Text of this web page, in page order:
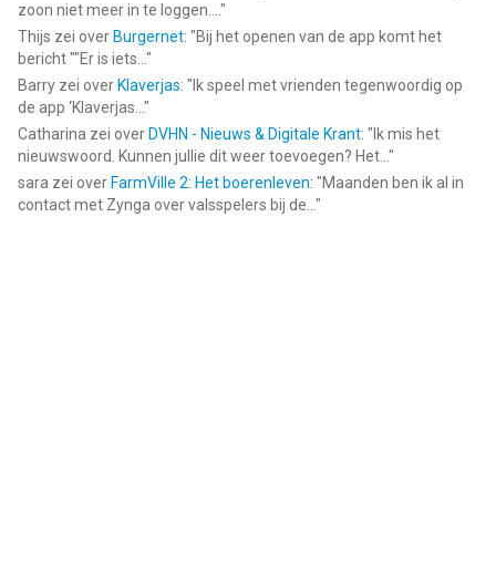
zoon niet meer in te loggen.... "
Thijs zei over Burgernet: "Bij het openen van de app komt het
bericht ""Er is iets... "
Barry zei over Klaverjas: " Ik speel met vrienden tegenwoordig op
de app ‘Klaverjas... "
Catharina zei over DVHN - Nieuws & Digitale Krant: " Ik mis het
nieuwswoord. Kunnen jullie dit weer toevoegen? Het... "
sara zei over FarmVille 2: Het boerenleven: "Maanden ben ik al in
contact met Zynga over valsspelers bij de... "